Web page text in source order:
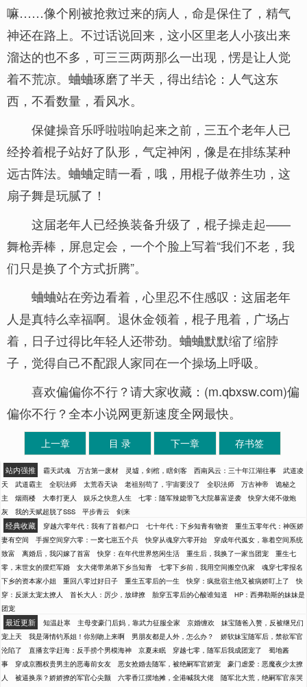
嘛……像个刚被抢救过来的病人，命是保住了，精气
神还在路上。不过话说回来，这小区里老人小孩出来
溜达的也不多，可三三两两那么一出现，愣是让人觉
着不荒凉。蛐蛐琢磨了半天，得出结论：人气这东
西，不看数量，看风水。
保健操音乐呼啦啦响起来之前，三五个老年人已
经拎着棍子站好了队形，气定神闲，像是在排练某种
远古阵法。蛐蛐定睛一看，哦，用棍子做养生功，这
扇子舞是玩腻了！
这届老年人已经换装备升级了，棍子操走起——
舞枪弄棒，屏息定会，一个个脸上写着“我们不老，我
们只是换了个方式折腾”。
蛐蛐站在旁边看着，心里忍不住感叹：这届老年
人是真特么幸福啊。退休金领着，棍子甩着，广场占
着，日子过得比年轻人还带劲。蛐蛐默默缩了缩脖
子，觉得自己不配跟人家同在一个操场上呼吸。
喜欢偏偏你不行？请大家收藏：(m.qbxsw.com)偏
偏你不行？全本小说网更新速度全网最快。
上一章 目 录 下一章 存书签
站内强推 霸天武魂 万古第一废材 灵墟，剑棺，瞎剑客 西南风云：三十年江湖往事
武道凌
天
武道霸主 全职法师 太荒吞天诀 老祖别苟了，宇宙要没了 全职法师 万古神帝
诡秘之
主
烟雨楼 大奉打更人 娱乐之快意人生 七零：随军辣媳带飞大院暴富逆袭
快穿大佬不做炮
灰
我的天赋超脱了SSS 平步青云 剑来
经典收藏 穿越六零年代：我有了首都户口 七十年代：下乡知青有物资
重生五零年代：神医娇
妻有空间
手握空间穿六零：一窝七崽五个兵 快穿从魂穿六零开始
穿成年代孤女，靠着空间系统
致富
离婚后，我闪嫁了首富 快穿：在年代世界悠闲生活 重生后，我换了一家当团宠
重生七
零，末世女的摆烂军婚
女大佬带弟弟下乡当知青 七零下乡前，我用空间搬空仇家
魂穿七零报名
下乡的资本家小姐
重回八零过好日子 重生五零后的一生 快穿：疯批宿主他又被病娇盯上了
快
穿：反派太宠太撩人
首长大人：厉少，放肆撩 胎穿五零后的心酸谁知道
HP：西弗勒斯的妹妹是
团宠
最近更新 知温赴寒 主母变豪门后妈，靠武力征服全家 京婚缠欢
妹宝随爸入赘，反被继兄们
宠上天
我是薄情钓系姐！你别吻上来啊 男朋友都是人外，怎么办？
娇软妹宝随军后，禁欲军官
沦陷了
直播玄学赶海：反手捞个男模海神 京夏未眠 穿越七零，随军后我成团宠了
蜀地酱
事
穿成京圈权贵男主的恶毒前女友 恶女抢婚去随军，被绝嗣军官娇宠
豪门虐爱：恶魔夜少太撩
人
被逼换亲？娇娇撩的军官心尖颤 六零香江摆地摊，全港喊我大佬
随军北大荒，绝嗣军官亲哭